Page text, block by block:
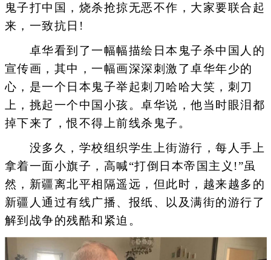
鬼子打中国，烧杀抢掠无恶不作，大家要联合起
来，一致抗日!
卓华看到了一幅幅描绘日本鬼子杀中国人的
宣传画，其中，一幅画深深刺激了卓华年少的
心，是一个日本鬼子举起刺刀哈哈大笑，刺刀
上，挑起一个中国小孩。卓华说，他当时眼泪都
掉下来了，恨不得上前线杀鬼子。
没多久，学校组织学生上街游行，每人手上
拿着一面小旗子，高喊“打倒日本帝国主义!”虽
然，新疆离北平相隔遥远，但此时，越来越多的
新疆人通过有线广播、报纸、以及满街的游行了
解到战争的残酷和紧迫。